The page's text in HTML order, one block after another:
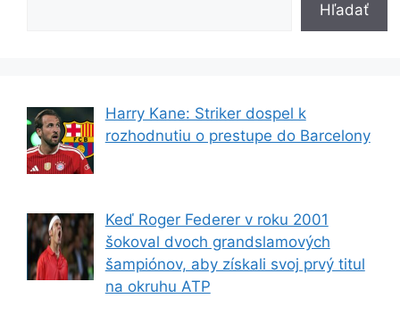
Hľadať
Harry Kane: Striker dospel k
rozhodnutiu o prestupe do Barcelony
Keď Roger Federer v roku 2001
šokoval dvoch grandslamových
šampiónov, aby získali svoj prvý titul
na okruhu ATP